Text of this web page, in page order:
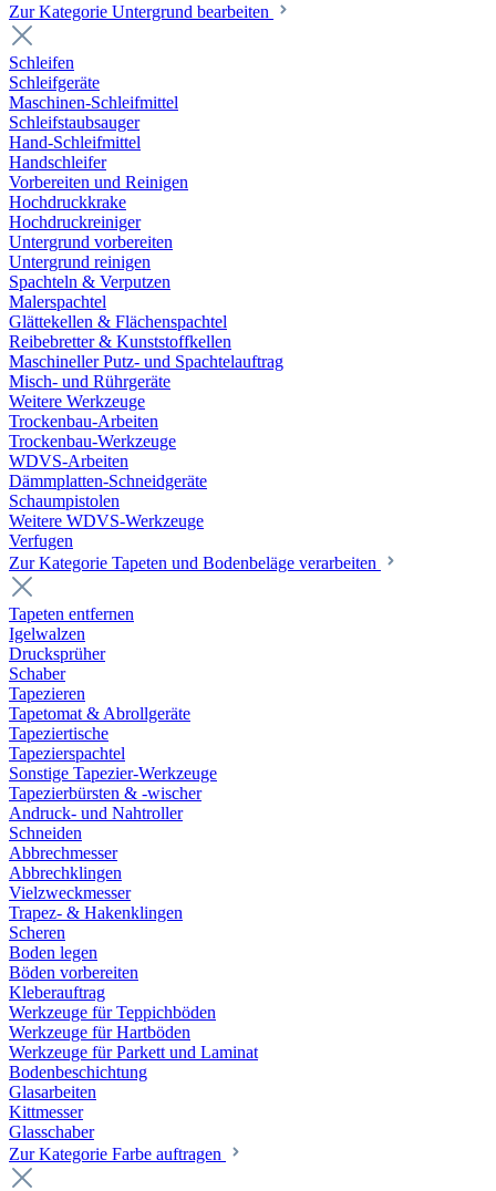
Zur Kategorie Untergrund bearbeiten
Schleifen
Schleifgeräte
Maschinen-Schleifmittel
Schleifstaubsauger
Hand-Schleifmittel
Handschleifer
Vorbereiten und Reinigen
Hochdruckkrake
Hochdruckreiniger
Untergrund vorbereiten
Untergrund reinigen
Spachteln & Verputzen
Malerspachtel
Glättekellen & Flächenspachtel
Reibebretter & Kunststoffkellen
Maschineller Putz- und Spachtelauftrag
Misch- und Rührgeräte
Weitere Werkzeuge
Trockenbau-Arbeiten
Trockenbau-Werkzeuge
WDVS-Arbeiten
Dämmplatten-Schneidgeräte
Schaumpistolen
Weitere WDVS-Werkzeuge
Verfugen
Zur Kategorie Tapeten und Bodenbeläge verarbeiten
Tapeten entfernen
Igelwalzen
Drucksprüher
Schaber
Tapezieren
Tapetomat & Abrollgeräte
Tapeziertische
Tapezierspachtel
Sonstige Tapezier-Werkzeuge
Tapezierbürsten & -wischer
Andruck- und Nahtroller
Schneiden
Abbrechmesser
Abbrechklingen
Vielzweckmesser
Trapez- & Hakenklingen
Scheren
Boden legen
Böden vorbereiten
Kleberauftrag
Werkzeuge für Teppichböden
Werkzeuge für Hartböden
Werkzeuge für Parkett und Laminat
Bodenbeschichtung
Glasarbeiten
Kittmesser
Glasschaber
Zur Kategorie Farbe auftragen